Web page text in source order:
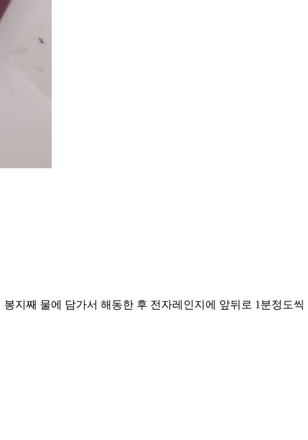
지째 물에 담가서 해동한 후 전자레인지에 앞뒤로 1분정도